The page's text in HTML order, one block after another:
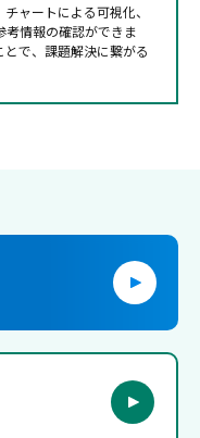
ャートによる可視化、
情報の確認ができま
で、課題解決に繋がる